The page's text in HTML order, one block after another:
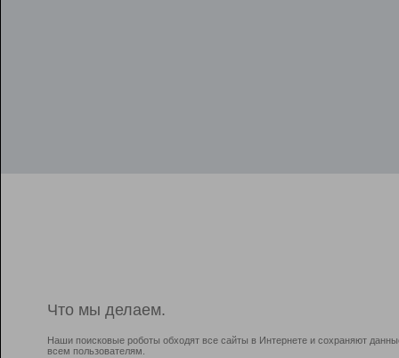
Что мы делаем.
Наши поисковые роботы обходят все сайты в Интернете и сохраняют
всем пользователям.